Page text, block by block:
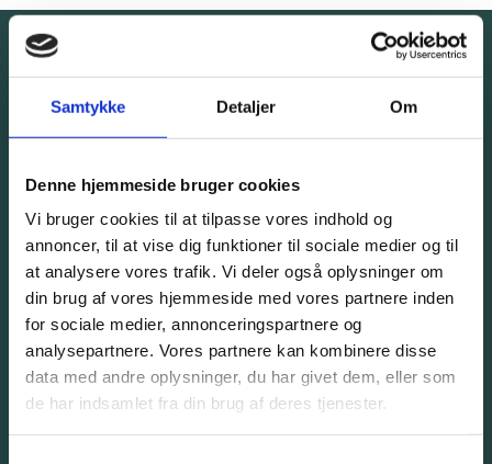
Samtykke Detaljer Om
Denne hjemmeside bruger cookies
Vi bruger cookies til at tilpasse vores indhold og
annoncer, til at vise dig funktioner til sociale medier og til
at analysere vores trafik. Vi deler også oplysninger om
din brug af vores hjemmeside med vores partnere inden
for sociale medier, annonceringspartnere og
analysepartnere. Vores partnere kan kombinere disse
data med andre oplysninger, du har givet dem, eller som
de har indsamlet fra din brug af deres tjenester.
Tal med en ekspert. Helt
uforpligtende.
Giv os et kald eller bliv kontaktet af os
32 57 82 50
info@bangbeen.dk